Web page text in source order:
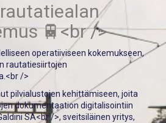
🚆<br />
operatiiviseen kokemukseen,
rautatiesiirtojen
/>
pilvialustojen kehittämiseen, joita
dokumentaation digitalisointiin
SA<br />, sveitsiläinen yritys,